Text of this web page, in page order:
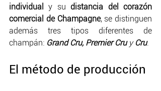
individual
y su distancia del corazón
comercial de Champagne, se distinguen
además tres tipos diferentes de
champán: Grand Cru, Premier Cru y Cru.
El método de producción